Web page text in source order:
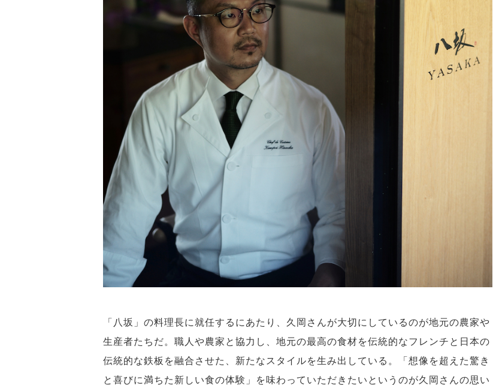
「八坂」の料理長に就任するにあたり、久岡さんが大切にしているのが地元の農家や
生産者たちだ。職人や農家と協力し、地元の最高の食材を伝統的なフレンチと日本の
伝統的な鉄板を融合させた、新たなスタイルを生み出している。「想像を超えた驚き
と喜びに満ちた新しい食の体験」を味わっていただきたいというのが久岡さんの思い